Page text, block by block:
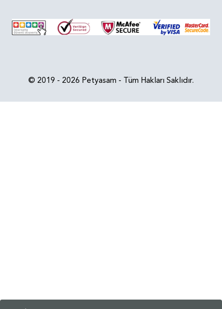
© 2019 - 2026 Petyasam - Tüm Hakları Saklıdır.